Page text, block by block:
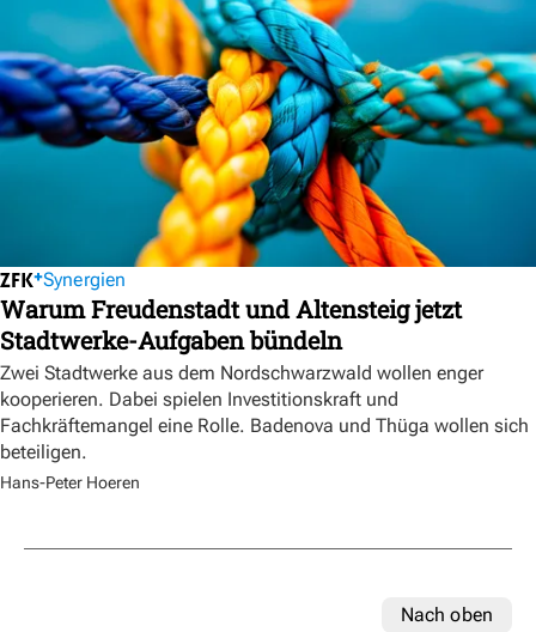
Synergien
Warum Freudenstadt und Altensteig jetzt
Stadtwerke-Aufgaben bündeln
Zwei Stadtwerke aus dem Nordschwarzwald wollen enger
kooperieren. Dabei spielen Investitionskraft und
Fachkräftemangel eine Rolle. Badenova und Thüga wollen sich
beteiligen.
Hans-Peter Hoeren
Nach oben